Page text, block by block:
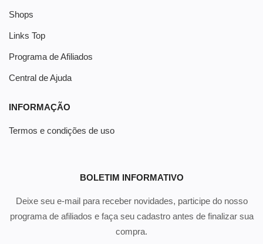
Shops
Links Top
Programa de Afiliados
Central de Ajuda
INFORMAÇÃO
Termos e condições de uso
BOLETIM INFORMATIVO
Deixe seu e-mail para receber novidades, participe do nosso
programa de afiliados e faça seu cadastro antes de finalizar sua
compra.